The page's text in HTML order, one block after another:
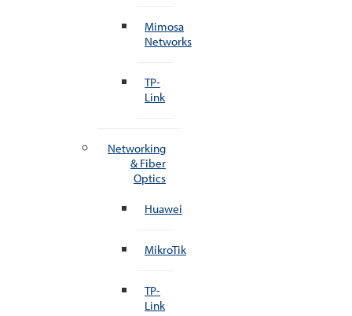
Mimosa
Networks
TP-
Link
Networking
& Fiber
Optics
Huawei
MikroTik
TP-
Link